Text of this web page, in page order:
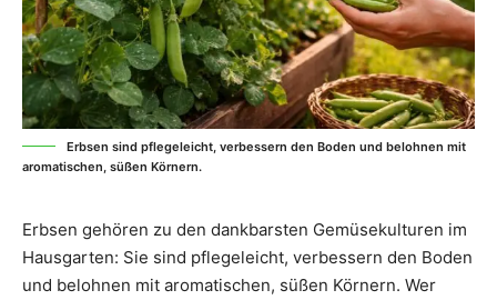
Erbsen sind pflegeleicht, verbessern den Boden und belohnen mit
aromatischen, süßen Körnern.
Erbsen gehören zu den dankbarsten Gemüsekulturen im
Hausgarten: Sie sind pflegeleicht, verbessern den Boden
und belohnen mit aromatischen, süßen Körnern. Wer